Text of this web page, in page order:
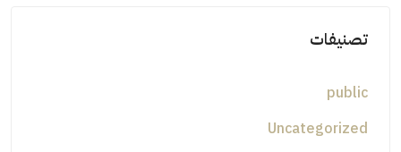
تصنيفات
public
Uncategorized